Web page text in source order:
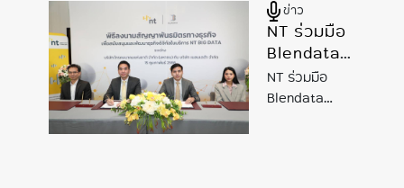
ข่าว
NT ร่วมมือ
Blendata
ผสานจุด
แข็งยก
NT ร่วมมือ
Blendata